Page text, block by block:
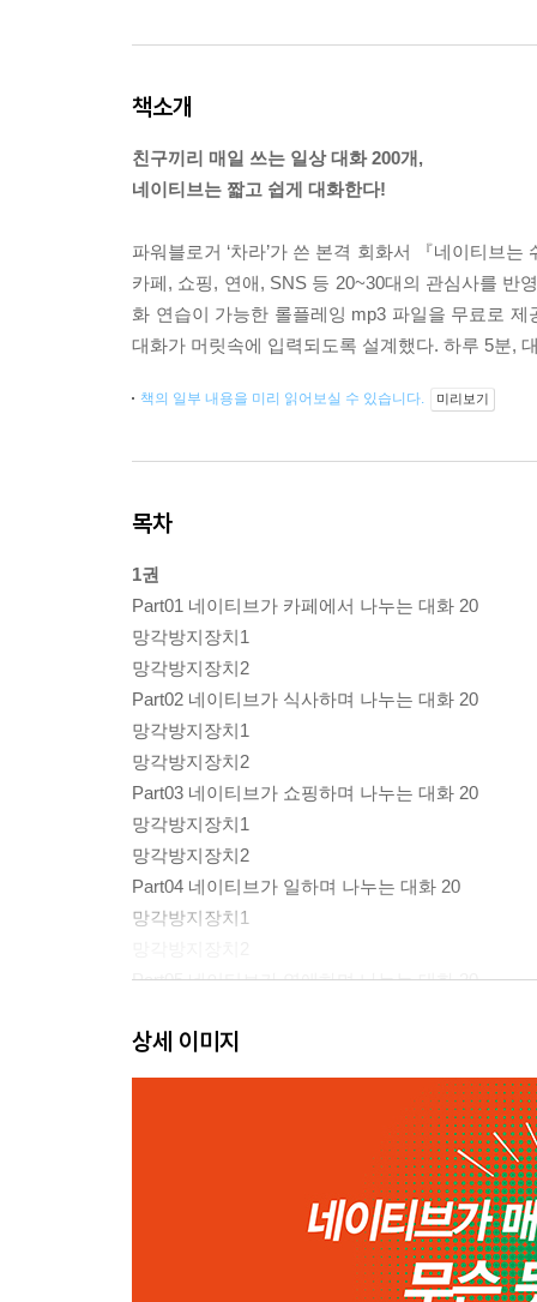
책소개
친구끼리 매일 쓰는 일상 대화 200개,
네이티브는 짧고 쉽게 대화한다!
파워블로거 ‘차라’가 쓴 본격 회화서 『네이티브
카페, 쇼핑, 연애, SNS 등 20~30대의 관심사를 반
화 연습이 가능한 롤플레잉 mp3 파일을 무료로 제
대화가 머릿속에 입력되도록 설계했다. 하루 5분,
책의 일부 내용을 미리 읽어보실 수 있습니다. 미리보기
목차
1권
Part01 네이티브가 카페에서 나누는 대화 20
망각방지장치1
망각방지장치2
Part02 네이티브가 식사하며 나누는 대화 20
망각방지장치1
망각방지장치2
Part03 네이티브가 쇼핑하며 나누는 대화 20
망각방지장치1
망각방지장치2
Part04 네이티브가 일하며 나누는 대화 20
망각방지장치1
Part05 네이티브가 연애하며 나누는 대화 20
망각방지장치2
Part06 네이티브가 특별한 날에 나누는 대화 20
Part07 네이티브가 여행하며 나누는 대화 20
상세 이미지